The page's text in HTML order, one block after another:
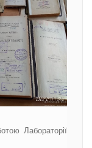
Лабораторії